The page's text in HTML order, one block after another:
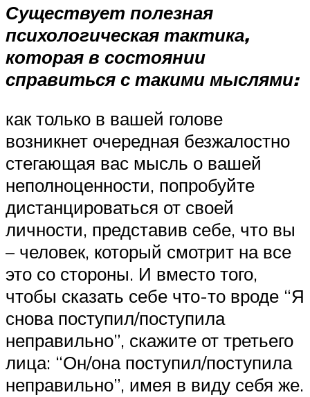
Существует полезная
психологическая тактика,
которая в состоянии
справиться с такими мыслями:
как только в вашей голове
возникнет очередная безжалостно
стегающая вас мысль о вашей
неполноценности, попробуйте
дистанцироваться от своей
личности, представив себе, что вы
– человек, который смотрит на все
это со стороны. И вместо того,
чтобы сказать себе что-то вроде “Я
снова поступил/поступила
неправильно”, скажите от третьего
лица: “Он/она поступил/поступила
неправильно”, имея в виду себя же.